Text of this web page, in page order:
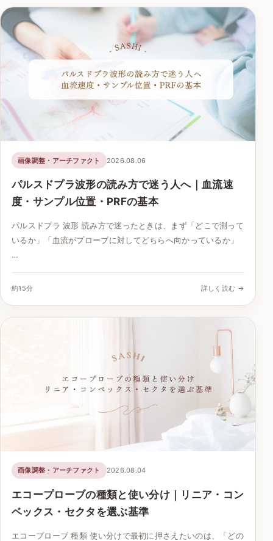
画像調整・アーチファクト 2026.08.06
パルスドプラ波形の読み方で迷う人へ｜血流速
度・サンプル位置・PRFの基本
パルスドプラ 波形 読み方で迷ったときは、まず「どこで測って
いるか」「血流がプローブに対してどちらへ向かっているか」
…
約15分 詳しく読む →
画像調整・アーチファクト 2026.08.04
エコープローブの種類と使い分け｜リニア・コン
ベックス・セクタを選ぶ基準
エコープローブ 種類 使い分けで最初に押さえたいのは、「どの